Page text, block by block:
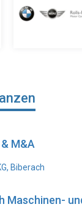
M&A
Biberach
Maschinen-